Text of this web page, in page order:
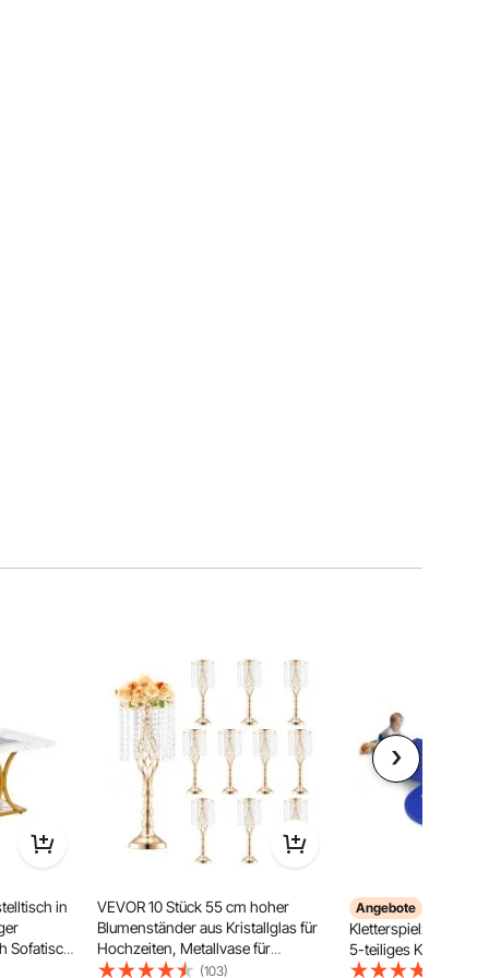
in
Sofatisch
VEVOR 10 Stück 55 cm hoher
Blumenständer aus Kristallglas für
Hochzeiten, Metallvase für
Hochzeitsmittelstücke, goldene
(103)
Angebote
Kletterspielzeug für
5-teiliges Kletter-,
Tunnelspielgerät,